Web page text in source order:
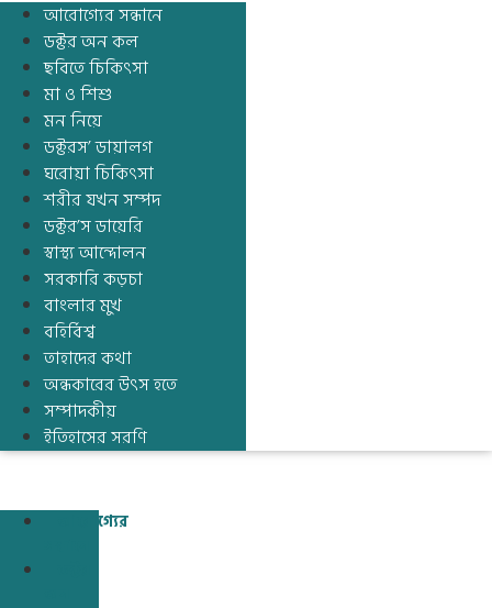
আরোগ্যের সন্ধানে
ডক্টর অন কল
ছবিতে চিকিৎসা
মা ও শিশু
মন নিয়ে
ডক্টরস’ ডায়ালগ
ঘরোয়া চিকিৎসা
শরীর যখন সম্পদ
ডক্টর’স ডায়েরি
স্বাস্থ্য আন্দোলন
সরকারি কড়চা
বাংলার মুখ
বহির্বিশ্ব
তাহাদের কথা
অন্ধকারের উৎস হতে
সম্পাদকীয়
ইতিহাসের সরণি
আরোগ্যের